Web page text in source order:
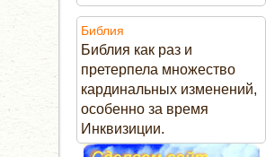
Библия
Библия как раз и
претерпела множество
кардинальных изменений,
особенно за время
Инквизиции.